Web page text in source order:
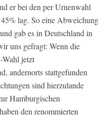
er bei den per Urnenwahl
lag. So eine Abweichung
gab es in Deutschland in
uns gefragt: Wenn die
Wahl jetzt
andernorts stattgefunden
sind hierzulande
Hamburgischen
den renommierten